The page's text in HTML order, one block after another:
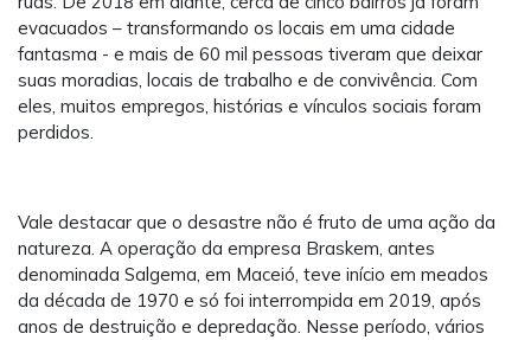
evacuados – transformando os locais em uma cidade
fantasma - e mais de 60 mil pessoas tiveram que deixar
suas moradias, locais de trabalho e de convivência. Com
eles, muitos empregos, histórias e vínculos sociais foram
perdidos.
Vale destacar que o desastre não é fruto de uma ação da
natureza. A operação da empresa Braskem, antes
denominada Salgema, em Maceió, teve início em meados
da década de 1970 e só foi interrompida em 2019, após
anos de destruição e depredação. Nesse período, vários